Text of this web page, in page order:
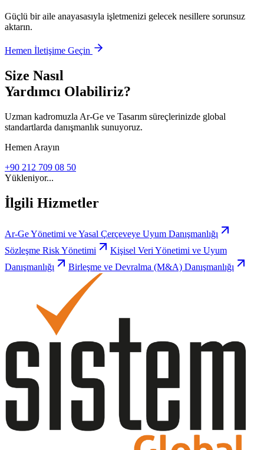
Güçlü bir aile anayasasıyla işletmenizi gelecek nesillere sorunsuz
aktarın.
Hemen İletişime Geçin
Size Nasıl
Yardımcı Olabiliriz?
Uzman kadromuzla Ar-Ge ve Tasarım süreçlerinizde global
standartlarda danışmanlık sunuyoruz.
Hemen Arayın
+90 212 709 08 50
Yükleniyor...
İlgili Hizmetler
Ar-Ge Yönetimi ve Yasal Çerçeveye Uyum Danışmanlığı
Sözleşme Risk Yönetimi
Kişisel Veri Yönetimi ve Uyum
Danışmanlığı
Birleşme ve Devralma (M&A) Danışmanlığı